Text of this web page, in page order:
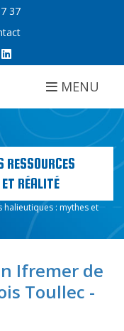
37
MENU
RESSOURCES
RÉALITÉ
halieutiques : mythes et
Ifremer de
Toullec -